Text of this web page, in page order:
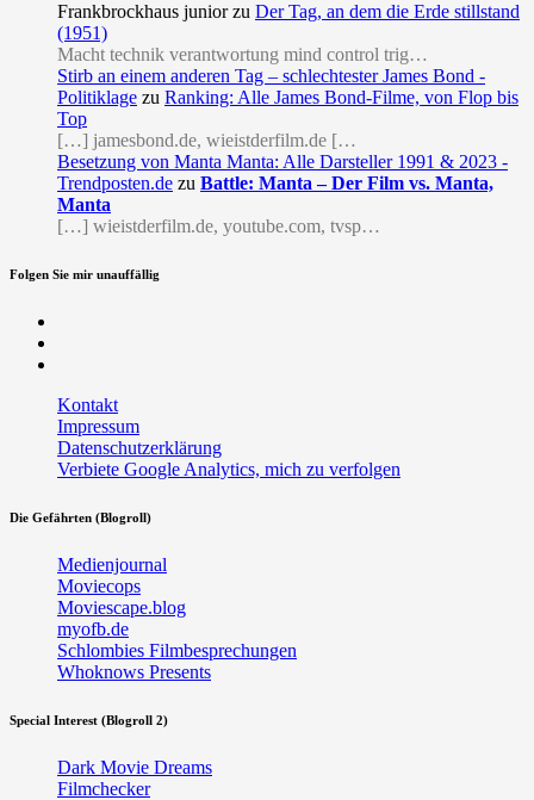
Frankbrockhaus junior zu Der Tag, an dem die Erde stillstand
(1951)
Macht technik verantwortung mind control trig…
Stirb an einem anderen Tag – schlechtester James Bond -
Politiklage zu Ranking: Alle James Bond-Filme, von Flop bis
Top
[…] jamesbond.de, wieistderfilm.de […
Besetzung von Manta Manta: Alle Darsteller 1991 & 2023 -
Trendposten.de zu Battle: Manta – Der Film vs. Manta,
Manta
[…] wieistderfilm.de, youtube.com, tvsp…
Folgen Sie mir unauffällig
Kontakt
Impressum
Datenschutzerklärung
Verbiete Google Analytics, mich zu verfolgen
Die Gefährten (Blogroll)
Medienjournal
Moviecops
Moviescape.blog
myofb.de
Schlombies Filmbesprechungen
Whoknows Presents
Special Interest (Blogroll 2)
Dark Movie Dreams
Filmchecker